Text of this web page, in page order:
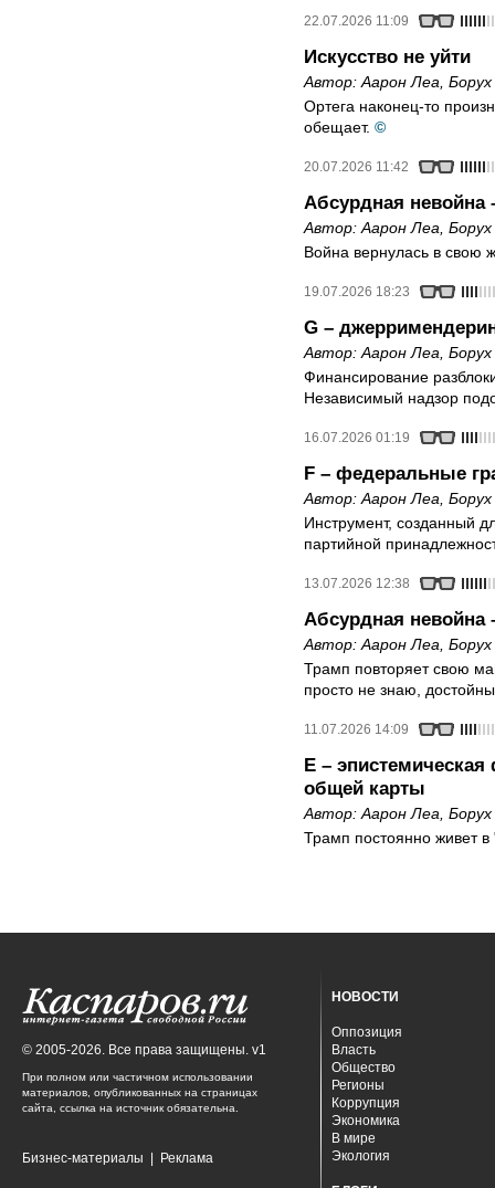
22.07.2026 11:09
Искусство не уйти
Автор: Аарон Леа
Ортега наконец-то
обещает. ©
20.07.2026 11:42
Абсурдная невойна
Автор: Аарон Леа
Война вернулась в свою
19.07.2026 18:23
G –
Автор: Аарон Леа
Финансирование
Независимый надзор
16.07.2026 01:19
F – федеральные
Автор: Аарон Леа
Инструмент, созданный
партийной
13.07.2026 12:38
Абсурдная невойна
Автор: Аарон Леа
Трамп повторяет свою
просто не знаю,
11.07.2026 14:09
E –
общей карты
Автор: Аарон Леа
Трамп постоянно живет
© 2005-2026. Все права защищены. v1
При полном или частичном использовании
материалов, опубликованных на страницах
сайта, ссылка на источник обязательна.
Бизнес-материалы Реклама
НОВОСТИ
Оппозиция
Власть
Общество
Регионы
Коррупция
Экономика
В мире
Экология